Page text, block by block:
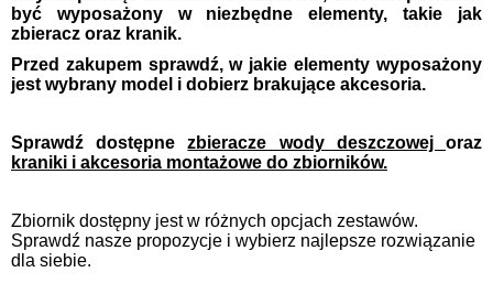
być wyposażony w niezbędne elementy, takie jak
zbieracz oraz kranik.
Przed zakupem sprawdź, w jakie elementy wyposażony
jest wybrany model i dobierz brakujące akcesoria.
Sprawdź dostępnezbieracze wody deszczowejoraz
kraniki i akcesoria montażowe do zbiorników.
Zbiornik dostępny jest w różnych opcjach zestawów.
Sprawdź nasze propozycje i wybierz najlepsze rozwiązanie
dla siebie.